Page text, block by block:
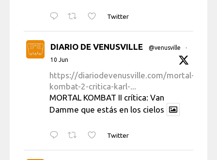
Twitter
DIARIO DE VENUSVILLE @venusville
·
10 Jun
https://diariodevenusville.com/mortal-
kombat-2-critica-karl-...
MORTAL KOMBAT II crítica: Van
Damme que estás en los cielos
Twitter